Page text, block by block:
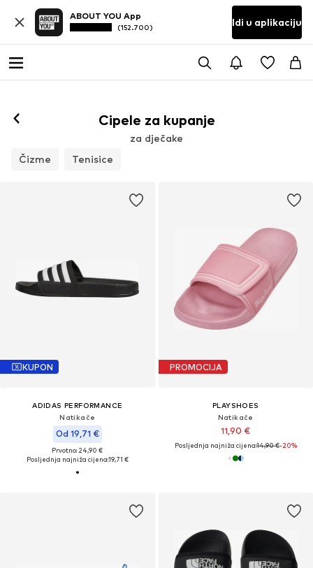
ABOUT YOU App
(152.700) Idi u aplikaciju
Cipele za kupanje
za dječake
Čizme
Tenisice
KUPON
ADIDAS PERFORMANCE
Natikače
Od 19,71 €
Prvotno: 24,90 €
Posljednja najniža cijena:19,71 €
PROMOCIJA
PLAYSHOES
Natikače
11,90 €
Posljednja najniža cijena:14,90 €-20%